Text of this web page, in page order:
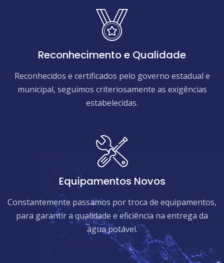
Reconhecimento e Qualidade
Reconhecidos e certificados pelo governo estadual e
municipal, seguimos criteriosamente as exigências
estabelecidas.
Equipamentos Novos
Constantemente passamos por troca de equipamentos,
para garantir a qualidade e eficiência na entrega da
água potável.